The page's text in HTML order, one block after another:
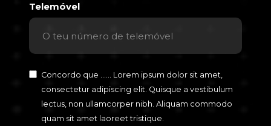
Telemóvel
Concordo que ...... Lorem ipsum dolor sit amet,
consectetur adipiscing elit. Quisque a vestibulum
lectus, non ullamcorper nibh. Aliquam commodo
quam sit amet laoreet tristique.